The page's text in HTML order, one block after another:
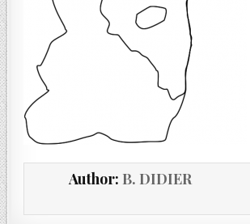
Author: B. DIDIER